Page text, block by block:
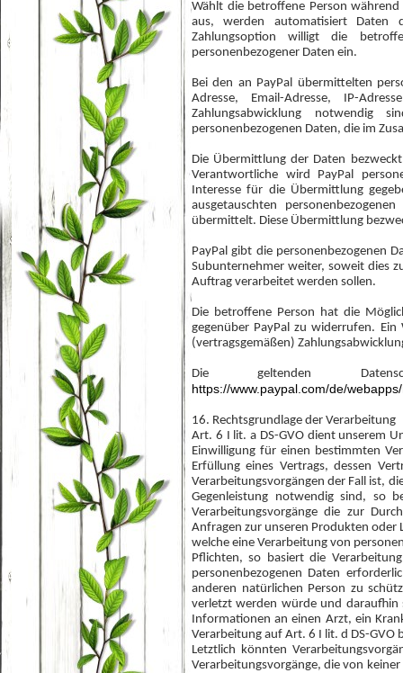
Wählt die betroffene Person während
aus, werden automatisiert Daten
Zahlungsoption willigt die
personenbezogener Daten ein.
Bei den an PayPal übermittelten
Adresse, Email-Adresse, IP-
Zahlungsabwicklung notwendig
personenbezogenen Daten, die im
Die Übermittlung der Daten
Verantwortliche wird PayPal
Interesse für die Übermittlung
ausgetauschten
übermittelt. Diese Übermittlung
PayPal gibt die personenbezogenen
Subunternehmer weiter, soweit dies
Auftrag verarbeitet werden sollen.
Die betroffene Person hat die
gegenüber PayPal zu widerrufen.
(vertragsgemäßen)
Die geltenden
https://www.paypal.com/de/
16. Rechtsgrundlage der Verarbeitung
Art. 6 I lit. a DS-GVO dient unserem
Einwilligung für einen bestimmten
Erfüllung eines Vertrags, dessen
Verarbeitungsvorgängen der Fall ist,
Gegenleistung notwendig sind, so
Verarbeitungsvorgänge die zur
Anfragen zur unseren Produkten
welche eine Verarbeitung von
Pflichten, so basiert die
personenbezogenen Daten
anderen natürlichen Person zu
verletzt werden würde und daraufhin
Informationen an einen Arzt, ein
Verarbeitung auf Art. 6 I lit. d DS-GVO
Letztlich könnten
Verarbeitungsvorgänge, die von